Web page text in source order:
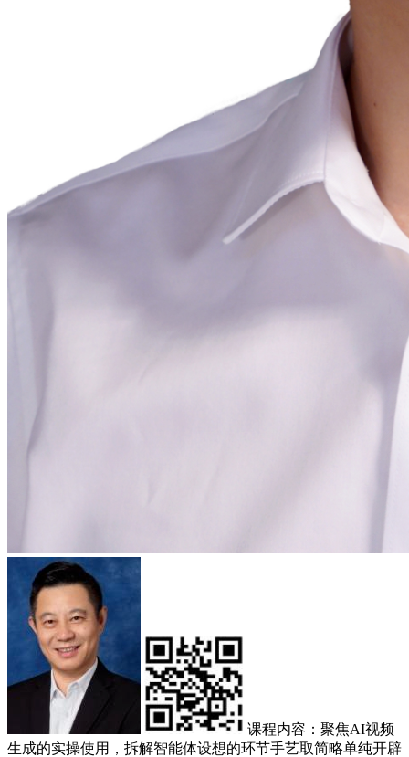
课程内容：聚焦AI视频
生成的实操使用，拆解智能体设想的环节手艺取简略单纯开辟